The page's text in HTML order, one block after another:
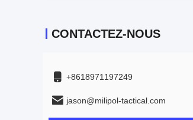
CONTACTEZ-NOUS
+8618971197249
jason@milipol-tactical.com